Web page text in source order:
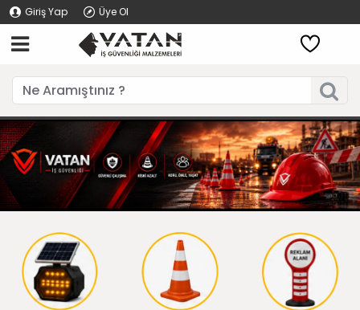
Giriş Yap Üye Ol